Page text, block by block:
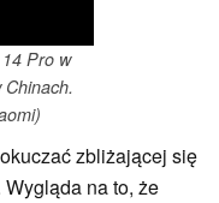
Pro w
zbliżającej się
na to, że